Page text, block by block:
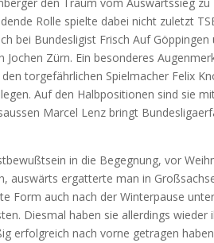
Rolle spielte dabei nicht zuletzt
bei Bundesligist Frisch Auf
Zürn. Ein besonderes
torgefährlichen Spielmacher Felix
Auf den Halbpositionen sind sie
Marcel Lenz bringt
in die Begegnung, vor
auswärts ergatterte man in
Form auch nach der Winterpause
Diesmal haben sie allerdings wieder
erfolgreich nach vorne getragen